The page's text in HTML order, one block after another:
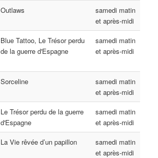
Outlaws
samedi matin
et après-midi
Blue Tattoo, Le Trésor perdu
de la guerre d'Espagne
samedi matin
et après-midi
Sorceline
samedi matin
et après-midi
Le Trésor perdu de la guerre
d'Espagne
samedi matin
et après-midi
La Vie rêvée d’un papillon
samedi matin
et après-midi